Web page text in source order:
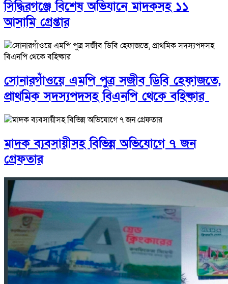
সিদ্ধিরগঞ্জে বিশেষ অভিযানে মাদকসহ ১১
আসামি গ্রেপ্তার
সোনারগাঁওয়ে এমপি পুত্র সজীব ডিবি হেফাজতে,
প্রাথমিক সদস্যপদসহ বিএনপি থেকে বহিষ্কার
মাদক ব্যবসায়ীসহ বিভিন্ন অভিযোগে ৭ জন
গ্রেফতার